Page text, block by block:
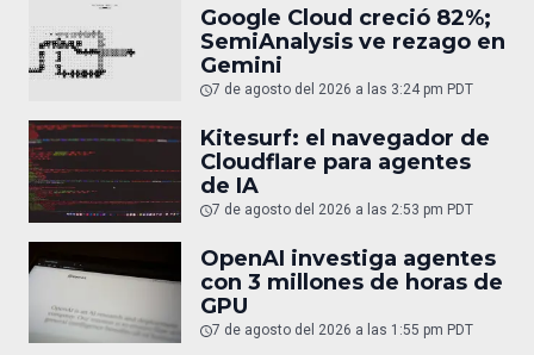
Google Cloud creció 82%;
SemiAnalysis ve rezago en
Gemini
7 de agosto del 2026 a las 3:24 pm PDT
Kitesurf: el navegador de
Cloudflare para agentes
de IA
7 de agosto del 2026 a las 2:53 pm PDT
OpenAI investiga agentes
con 3 millones de horas de
GPU
7 de agosto del 2026 a las 1:55 pm PDT